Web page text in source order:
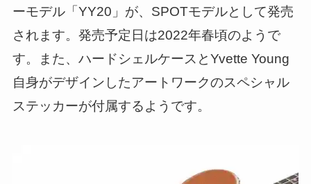
ーモデル「YY20」が、SPOTモデルとして発売
されます。発売予定日は2022年春頃のようで
す。また、ハードシェルケースとYvette Young
自身がデザインしたアートワークのスペシャル
ステッカーが付属するようです。